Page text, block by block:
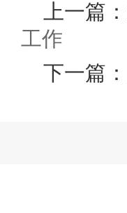
上一篇：
工作
下一篇：